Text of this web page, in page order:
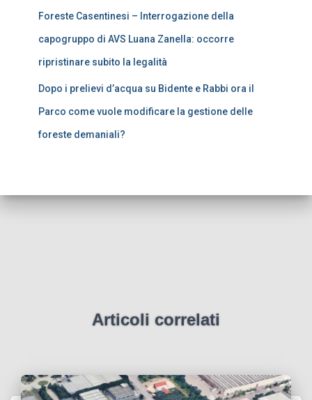
Foreste Casentinesi – Interrogazione della
capogruppo di AVS Luana Zanella: occorre
ripristinare subito la legalità
Dopo i prelievi d’acqua su Bidente e Rabbi ora il
Parco come vuole modificare la gestione delle
foreste demaniali?
Articoli correlati